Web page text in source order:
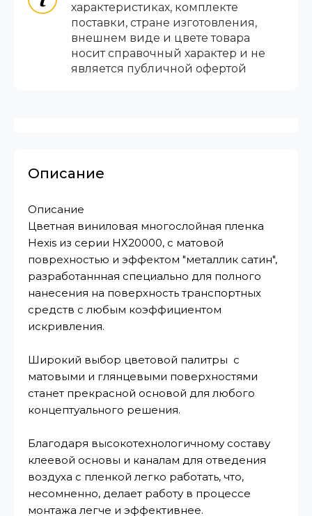
характеристиках, комплекте
поставки, стране изготовления,
внешнем виде и цвете товара
носит справочный характер и не
является публичной офертой
Описание
Описание
Цветная виниловая многослойная пленка
Hexis из серии НХ20000, с матовой
поврехностью и эффектом "металлик сатин",
разработаннная специально для полного
нанесения на поверхность транспортных
средств с любым коэффициентом
искривления.
Широкий выбор цветовой палитры с
матовыми и глянцевыми поверхностями
станет прекрасной основой для любого
концептуального решения.
Благодаря высокотехнологичному составу
клеевой основы и каналам для отведения
воздуха с пленкой легко работать, что,
несомненно, делает работу в процессе
монтажа легче и эффективнее.